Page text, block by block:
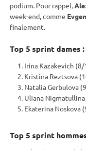
podium. Pour rappel,
week-end, comme
finalement.
Top 5sprintdames :
Irina Kazakevich (8/
Kristina Reztsova
Natalia Gerbulova
Uliana
Ekaterina Noskova
Top 5sprint